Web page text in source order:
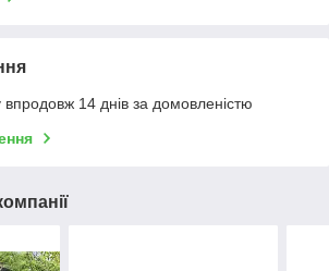
14 днів за домовленістю